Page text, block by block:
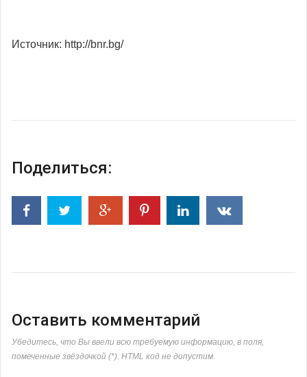
Источник: http://bnr.bg/
Поделиться:
Оставить комментарий
Убедитесь, что Вы ввели всю требуемую информацию, в поля,
помеченные звёздочкой (*). HTML код не допустим.